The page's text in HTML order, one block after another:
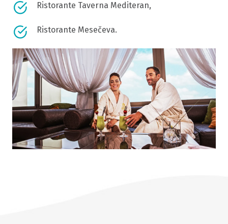
Ristorante Taverna Mediteran,
Ristorante Mesečeva.